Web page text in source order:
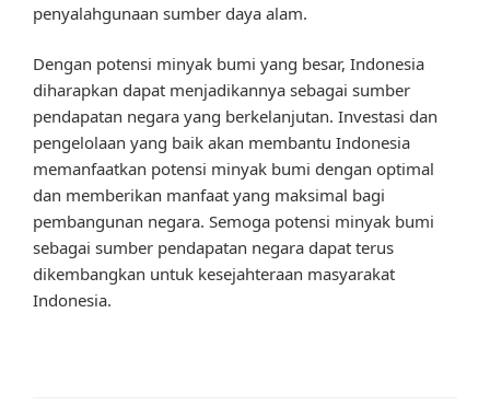
penyalahgunaan sumber daya alam.
Dengan potensi minyak bumi yang besar, Indonesia
diharapkan dapat menjadikannya sebagai sumber
pendapatan negara yang berkelanjutan. Investasi dan
pengelolaan yang baik akan membantu Indonesia
memanfaatkan potensi minyak bumi dengan optimal
dan memberikan manfaat yang maksimal bagi
pembangunan negara. Semoga potensi minyak bumi
sebagai sumber pendapatan negara dapat terus
dikembangkan untuk kesejahteraan masyarakat
Indonesia.